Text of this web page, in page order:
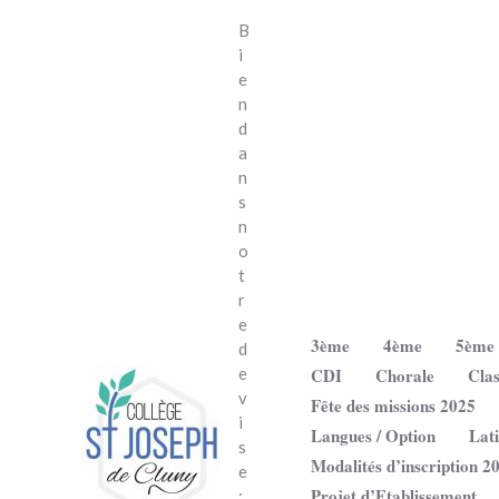
B
i
e
n
d
a
n
s
n
o
t
r
e
d
e
v
i
s
e
3ème 4ème
5ème
CDI
Chorale
Fête des missions 2025
Langues / Option
Modalités d’inscription